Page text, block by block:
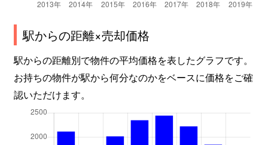
駅からの距離×売却価格
駅からの距離別で物件の平均価格を表したグラフです。
お持ちの物件が駅から何分なのかをベースに価格をご確
認いただけます。